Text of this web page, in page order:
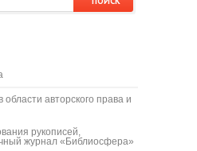
авторского права и
рукописей,
журнал «Библиосфера»